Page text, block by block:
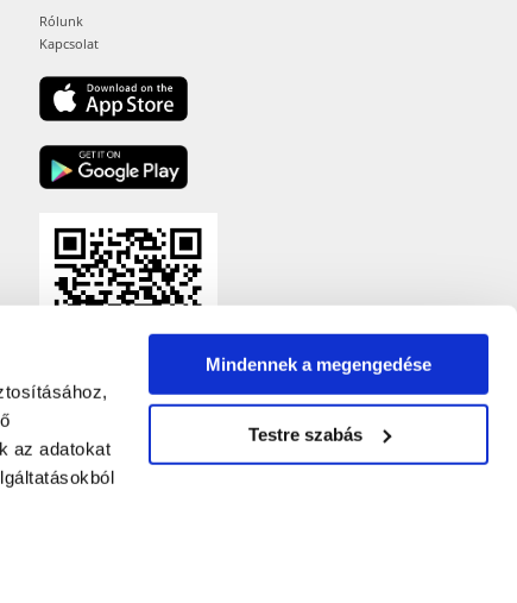
az adatokat
Mindennek a megengedése
Testre szabás
Rólunk
Kapcsolat